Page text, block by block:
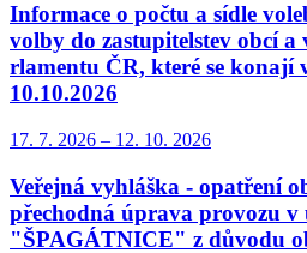
Informace o počtu a sídle
volby do zastupitelstev obcí a
rlamentu ČR, které se konají
10.10.2026
17. 7. 2026 – 12. 10. 2026
Veřejná vyhláška - opatření
přechodná úprava provozu v
"ŠPAGÁTNICE" z důvodu